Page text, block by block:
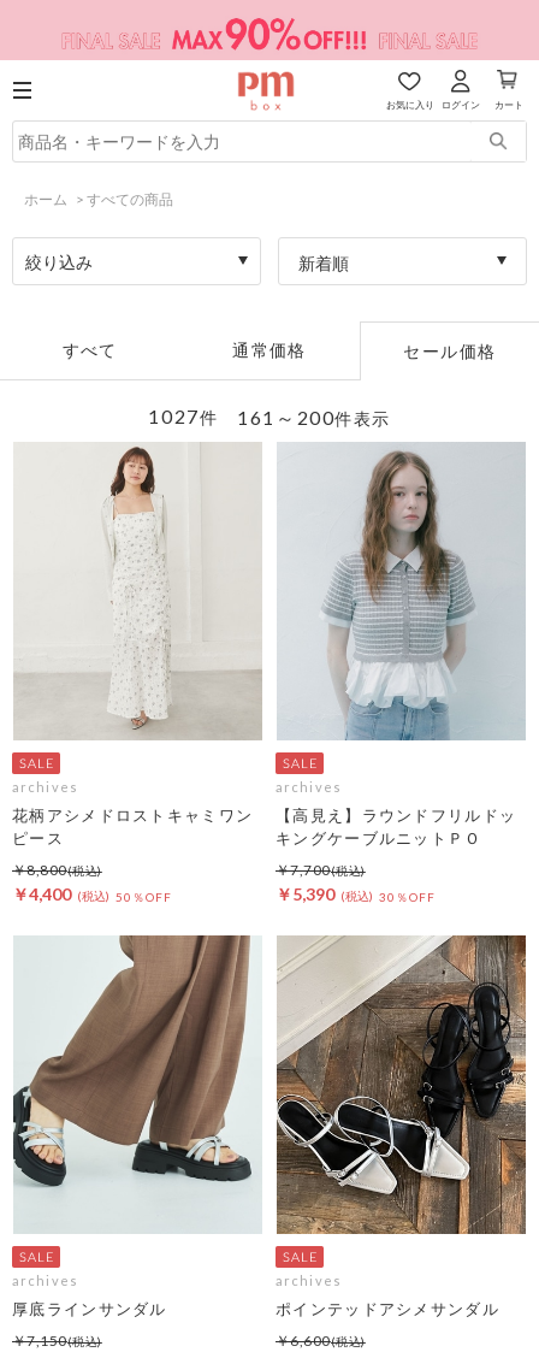
お気に入り ログイン カート
ホーム > すべての商品
絞り込み 新着順
すべて 通常価格 セール価格
161～200件表示
1027件
archives
花柄アシメドロストキャミワン
ピース
￥4,400 50％OFF
￥8,800
archives
【高見え】ラウンドフリルドッ
キングケーブルニットＰＯ
￥5,390 30％OFF
￥7,700
archives
厚底ラインサンダル
￥7,150
archives
ポインテッドアシメサンダル
￥6,600